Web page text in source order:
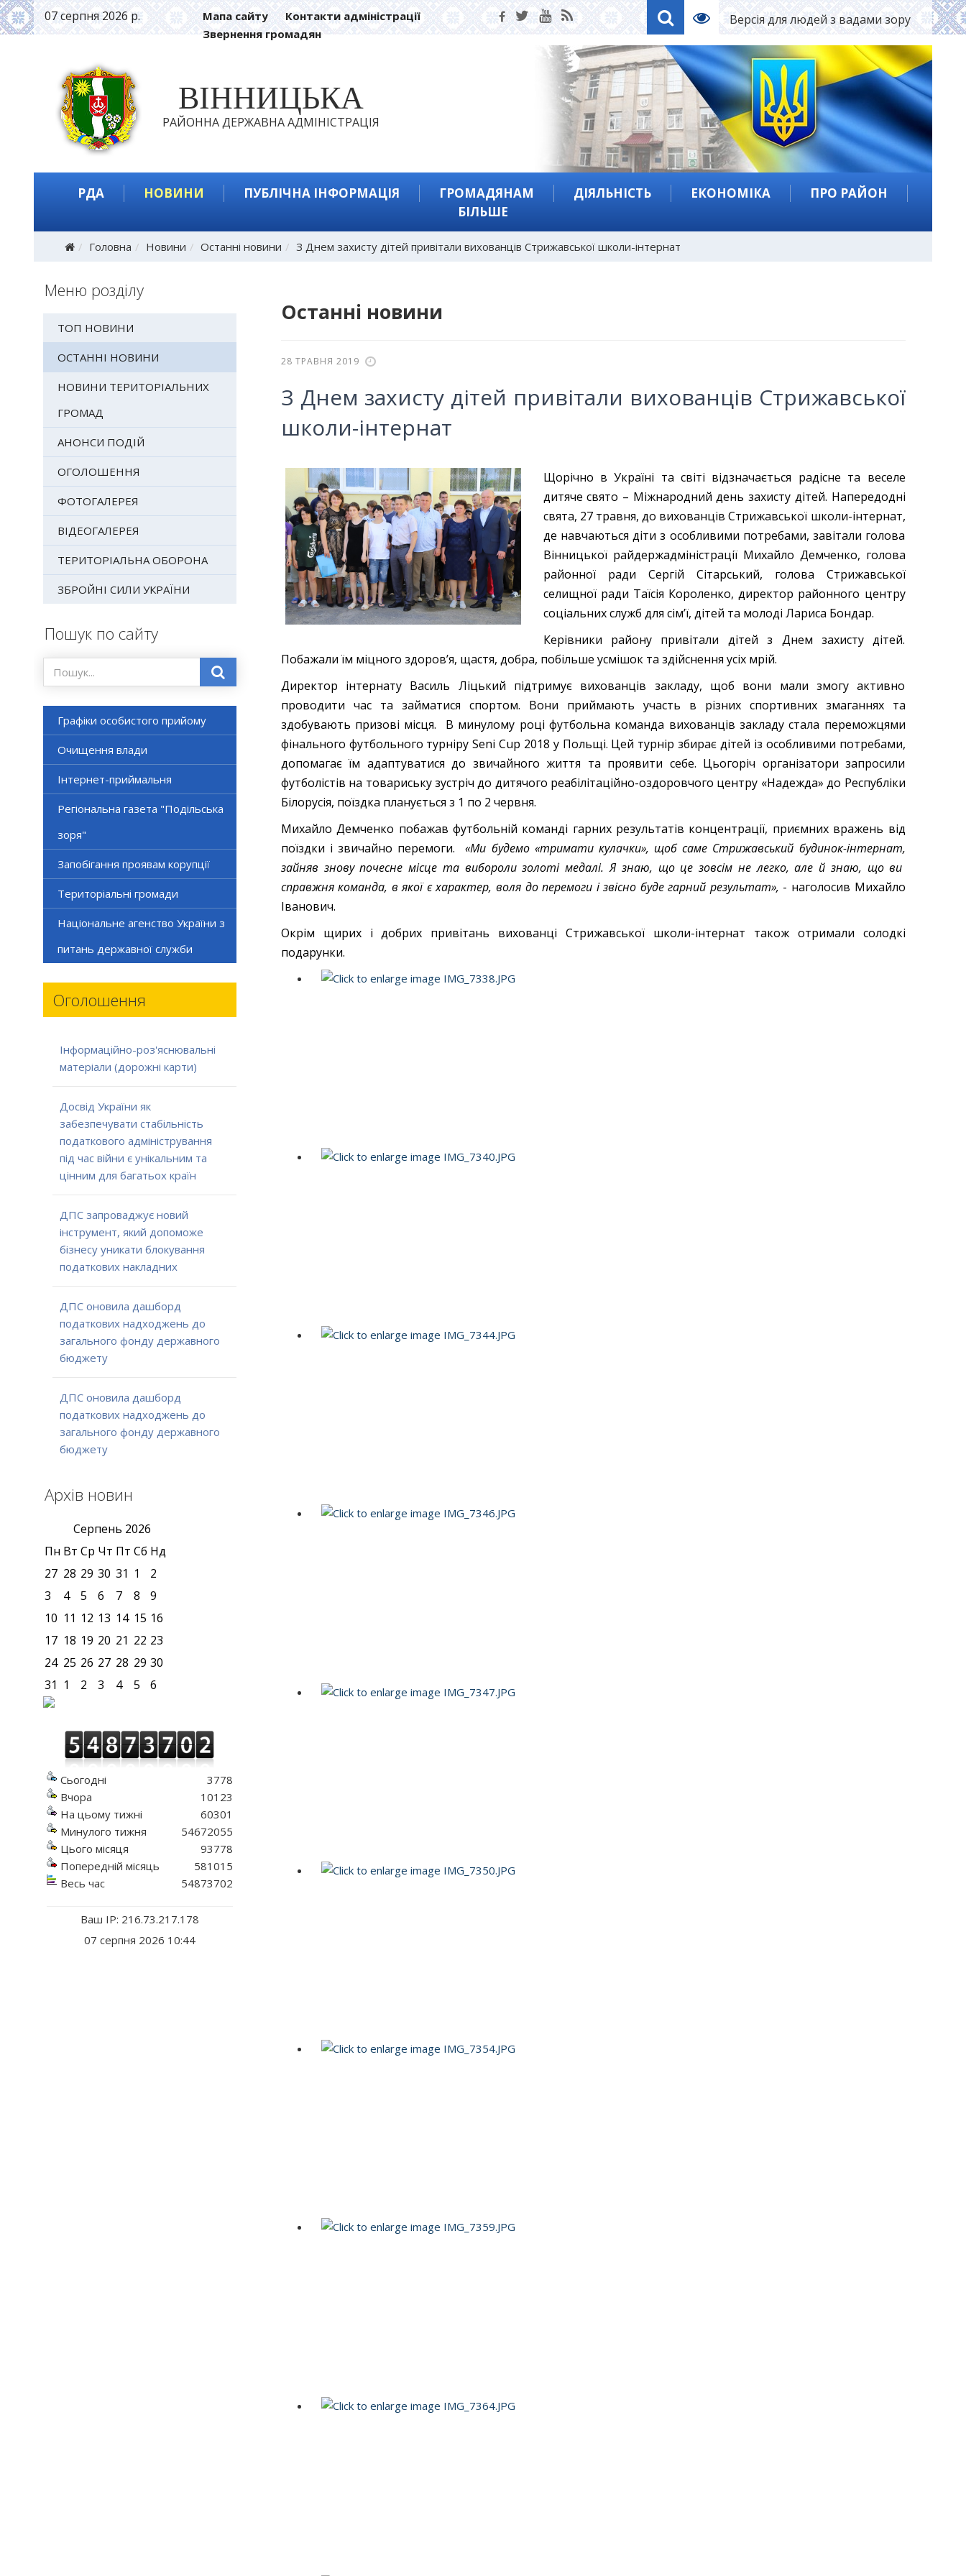
07 серпня 2026 р. Мапа сайту
Контакти адміністрації
Звернення громадян
Версія для людей з вадами зору
ВІННИЦЬКА
РАЙОННА ДЕРЖАВНА АДМІНІСТРАЦІЯ
РДА НОВИНИ ПУБЛІЧНА ІНФОРМАЦІЯ ГРОМАДЯНАМ ДІЯЛЬНІСТЬ ЕКОНОМІКА
ПРО РАЙОН
БІЛЬШЕ
Головна Новини Останні новини З Днем захисту дітей привітали вихованців Стрижавської школи-інтернат
Меню розділу
ТОП НОВИНИ
ОСТАННІ НОВИНИ
НОВИНИ ТЕРИТОРІАЛЬНИХ
ГРОМАД
АНОНСИ ПОДІЙ
ОГОЛОШЕННЯ
ФОТОГАЛЕРЕЯ
ВІДЕОГАЛЕРЕЯ
ТЕРИТОРІАЛЬНА ОБОРОНА
ЗБРОЙНІ СИЛИ УКРАЇНИ
Пошук по сайту
Графіки особистого прийому
Очищення влади
Інтернет-приймальня
Регіональна газета "Подільська
зоря"
Запобігання проявам корупції
Територіальні громади
Національне агенство України з
питань державної служби
Оголошення
Інформаційно-роз'яснювальні
матеріали (дорожні карти)
Досвід України як
забезпечувати стабільність
податкового адміністрування
під час війни є унікальним та
цінним для багатьох країн
ДПС запроваджує новий
інструмент, який допоможе
бізнесу уникати блокування
податкових накладних
ДПС оновила дашборд
податкових надходжень до
загального фонду державного
бюджету
ДПС оновила дашборд
податкових надходжень до
загального фонду державного
бюджету
Архів новин
Серпень 2026
Пн Вт Ср Чт Пт Сб Нд
27 28 29 30 31 1
2
3
4 5 6 7 8
9
10 11 12 13 14 15 16
17 18 19 20 21 22 23
24 25 26 27 28 29 30
31 1 2 3 4 5 6
Сьогодні
Вчора
На цьому тижні
Минулого тижня
Цього місяця
Попередній місяць
Весь час
3778
10123
60301
54672055
93778
581015
54873702
Ваш IP: 216.73.217.178
07 серпня 2026 10:44
Останні новини
28 ТРАВНЯ 2019
З Днем захисту дітей привітали вихованців Стрижавської
школи-інтернат
Щорічно в Україні та світі відзначається радісне та веселе
дитяче свято – Міжнародний день захисту дітей. Напередодні
свята, 27 травня, до вихованців Стрижавської школи-інтернат,
де навчаються діти з особливими потребами, завітали голова
Вінницької райдержадміністрації Михайло Демченко, голова
районної ради Сергій Сітарський, голова Стрижавської
селищної ради Таїсія Короленко, директор районного центру
соціальних служб для сім’ї, дітей та молоді Лариса Бондар.
Керівники району привітали дітей з Днем захисту дітей.
Побажали їм міцного здоров’я, щастя, добра, побільше усмішок та здійснення усіх мрій.
Директор інтернату Василь Ліцький підтримує вихованців закладу, щоб вони мали змогу активно
проводити час та займатися спортом. Вони приймають участь в різних спортивних змаганнях та
здобувають призові місця. В минулому році футбольна команда вихованців закладу стала переможцями
фінального футбольного турніру Seni Cup 2018 у Польщі. Цей турнір збирає дітей із особливими потребами,
допомагає їм адаптуватися до звичайного життя та проявити себе. Цьогоріч організатори запросили
футболістів на товариську зустріч до дитячого реабілітаційно-оздоровчого центру «Надежда» до Республіки
Білорусія, поїздка планується з 1 по 2 червня.
Михайло Демченко побажав футбольній команді гарних результатів концентрації, приємних вражень від
поїздки і звичайно перемоги.«Ми будемо «тримати кулачки», щоб саме Стрижавський будинок-інтернат,
зайняв знову почесне місце та вибороли золоті медалі. Я знаю, що це зовсім не легко, але й знаю, що ви
справжня команда, в якої є характер, воля до перемоги і звісно буде гарний результат», - наголосив Михайло
Іванович.
Окрім щирих і добрих привітань вихованці Стрижавської школи-інтернат також отримали солодкі
подарунки.